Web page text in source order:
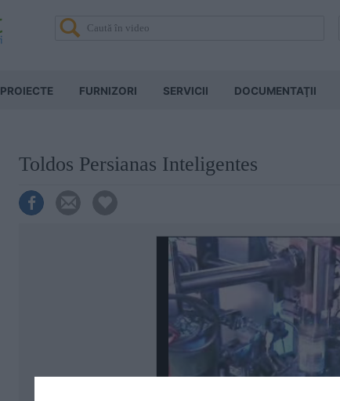
PROIECTE FURNIZORI SERVICII DOCUMENTAŢII
Toldos Persianas Inteligentes